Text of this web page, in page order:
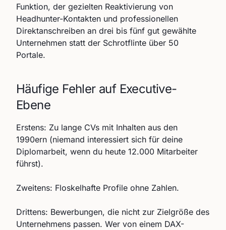
Funktion, der gezielten Reaktivierung von
Headhunter-Kontakten und professionellen
Direktanschreiben an drei bis fünf gut gewählte
Unternehmen statt der Schrotflinte über 50
Portale.
Häufige Fehler auf Executive-
Ebene
Erstens: Zu lange CVs mit Inhalten aus den
1990ern (niemand interessiert sich für deine
Diplomarbeit, wenn du heute 12.000 Mitarbeiter
führst).
Zweitens: Floskelhafte Profile ohne Zahlen.
Drittens: Bewerbungen, die nicht zur Zielgröße des
Unternehmens passen. Wer von einem DAX-